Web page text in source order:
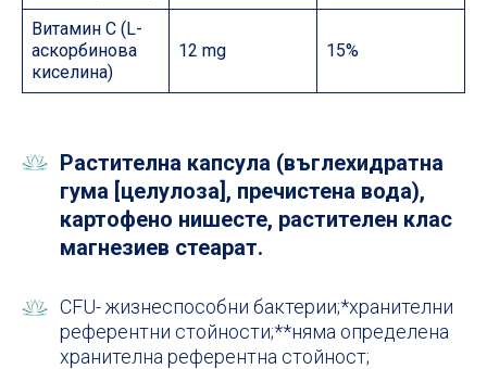
Витамин С (L-
аскорбинова
киселина)
12 mg 15%
Растителна капсула (въглехидратна
гума [целулоза], пречистена вода),
картофено нишесте, растителен клас
магнезиев стеарат.
CFU- жизнеспособни бактерии;*хранителни
референтни стойности;**няма определена
хранителна референтна стойност;